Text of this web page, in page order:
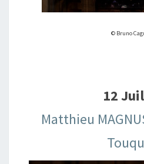
© Bruno
12
Matthieu